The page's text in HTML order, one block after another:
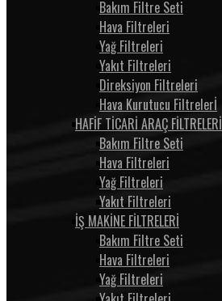
Bakım Filtre Seti
Hava Filtreleri
Yağ Filtreleri
Yakıt Filtreleri
Direksiyon Filtreleri
Hava Kurutucu Filtrelerİ
HAFİF TİCARİ ARAÇ FİLTRELERİ
Bakım Filtre Seti
Hava Filtreleri
Yağ Filtreleri
Yakıt Filtreleri
İŞ MAKİNE FİLTRELERİ
Bakım Filtre Seti
Hava Filtreleri
Yağ Filtreleri